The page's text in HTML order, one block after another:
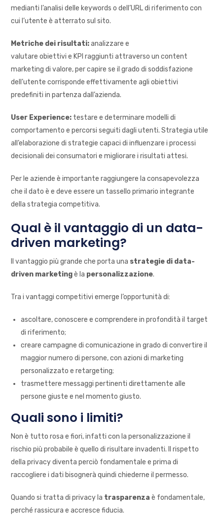
medianti l’analisi delle keywords o dell’URL di riferimento con
cui l’utente è atterrato sul sito.
Metriche dei risultati:analizzare e
valutare obiettivi e KPI raggiunti attraverso un content
marketing di valore, per capire se il grado di soddisfazione
dell’utente corrisponde effettivamente agli obiettivi
predefiniti in partenza dall’azienda.
User Experience: testare e determinare modelli di
comportamento e percorsi seguiti dagli utenti. Strategia utile
all’elaborazione di strategie capaci di influenzare i processi
decisionali dei consumatori e migliorare i risultati attesi.
Per le aziende è importante raggiungere la consapevolezza
che il dato è e deve essere un tassello primario integrante
della strategia competitiva.
Qual è il vantaggio di un data-
driven marketing?
Il vantaggio più grande che porta una strategie di data-
driven marketingè la personalizzazione.
Tra i vantaggi competitivi emerge l’opportunità di:
ascoltare, conoscere e comprendere in profondità il target
di riferimento;
creare campagne di comunicazione in grado di convertire il
maggior numero di persone, con azioni di marketing
personalizzato e retargeting;
trasmettere messaggi pertinenti direttamente alle
persone giuste e nel momento giusto.
Quali sono i limiti?
Non è tutto rosa e fiori, infatti con la personalizzazione il
rischio più probabile è quello di risultare invadenti. Il rispetto
della privacy diventa perciò fondamentale e prima di
raccogliere i dati bisognerà quindi chiederne il permesso.
Quando si tratta di privacy la trasparenza è fondamentale,
perché rassicura e accresce fiducia.